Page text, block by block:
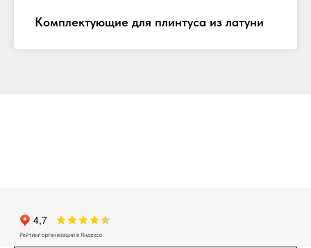
Комплектующие для плинтуса из латуни